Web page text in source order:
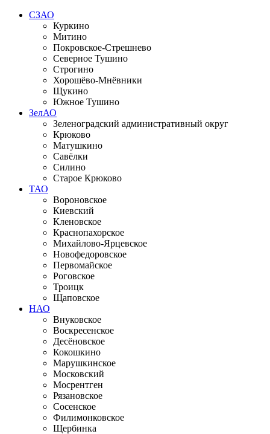
СЗАО
Куркино
Митино
Покровское-Стрешнево
Северное Тушино
Строгино
Хорошёво-Мнёвники
Щукино
Южное Тушино
ЗелАО
Зеленоградский административный округ
Крюково
Матушкино
Савёлки
Силино
Старое Крюково
ТАО
Вороновское
Киевский
Кленовское
Краснопахорское
Михайлово-Ярцевское
Новофедоровское
Первомайское
Роговское
Троицк
Щаповское
НАО
Внуковское
Воскресенское
Десёновское
Кокошкино
Марушкинское
Московский
Мосрентген
Рязановское
Сосенское
Филимонковское
Щербинка